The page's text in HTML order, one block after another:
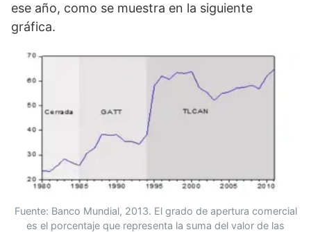
ese año, como se muestra en la siguiente
gráfica.
Fuente: Banco Mundial, 2013. El grado de apertura comercial
es el porcentaje que representa la suma del valor de las